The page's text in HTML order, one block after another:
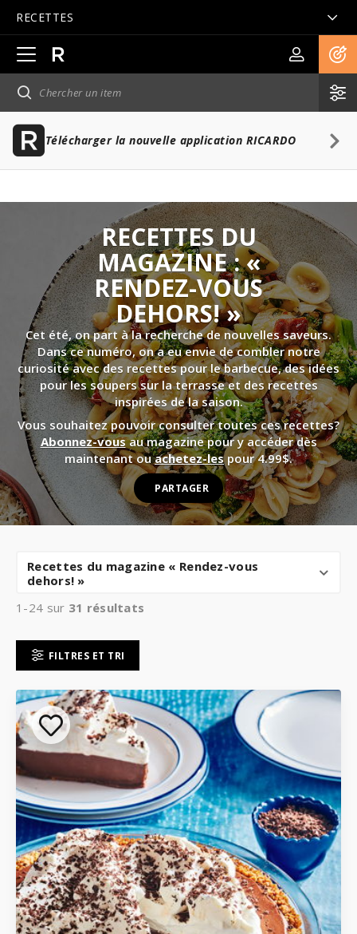
RECETTES
Ouvrir
la
navigation
principale
Télécharger la nouvelle application RICARDO
RECETTES DU
MAGAZINE : «
RENDEZ-VOUS
DEHORS! »
Cet été, on part à la recherche de nouvelles saveurs.
Dans ce numéro, on a eu envie de combler notre
curiosité avec des recettes pour le barbecue, des idées
pour les soupers sur la terrasse et des recettes
inspirées de la saison.
Vous souhaitez pouvoir consulter toutes ces recettes?
Abonnez-vousau magazine pour y accéder dès
maintenant ouachetez-lespour 4.99$.
PARTAGER
Recettes du magazine « Rendez-vous
dehors! »
1-24 sur 31 résultats
FILTRES ET TRI